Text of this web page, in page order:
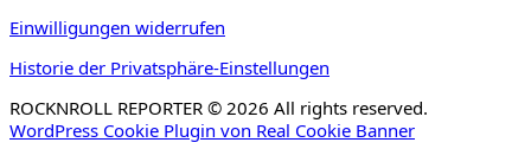
Einwilligungen widerrufen
Historie der Privatsphäre-Einstellungen
ROCKNROLL REPORTER © 2026 All rights reserved.
WordPress Cookie Plugin von Real Cookie Banner